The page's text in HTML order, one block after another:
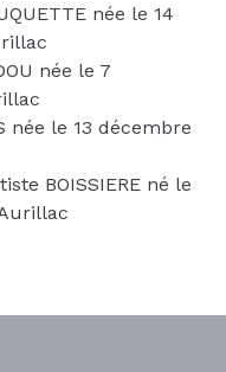
née le 14
née le 7
née le 13 décembre
BOISSIERE né le